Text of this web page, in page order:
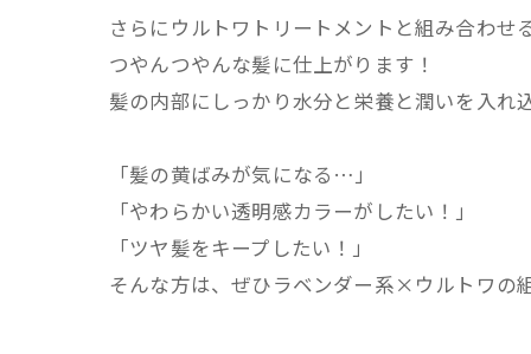
さらにウルトワトリートメントと組み合わ
つやんつやんな髪に仕上がります！
髪の内部にしっかり水分と栄養と潤いを入れ
「髪の黄ばみが気になる…」
「やわらかい透明感カラーがしたい！」
「ツヤ髪をキープしたい！」
そんな方は、ぜひラベンダー系×ウルトワの